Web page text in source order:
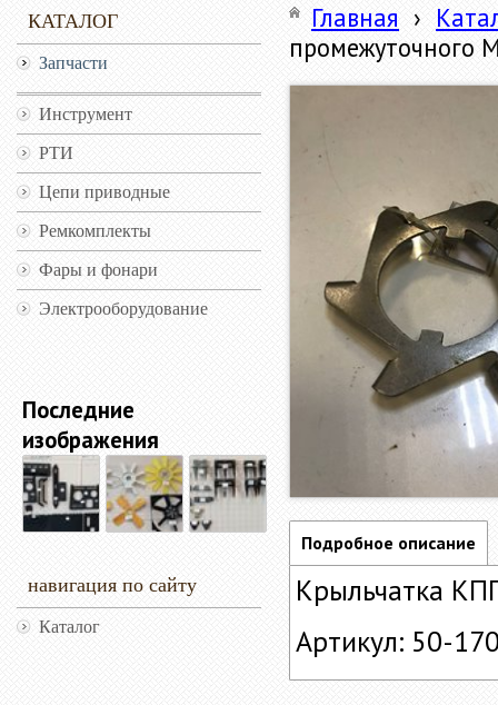
КАТАЛОГ
Запчасти
Инструмент
РТИ
Цепи приводные
Ремкомплекты
Фары и фонари
Электрооборудование
Последние
изображения
навигация по сайту
Каталог
Главная ›
промежуточного
Подробное описание
Крыльчатка
Артикул: 50-